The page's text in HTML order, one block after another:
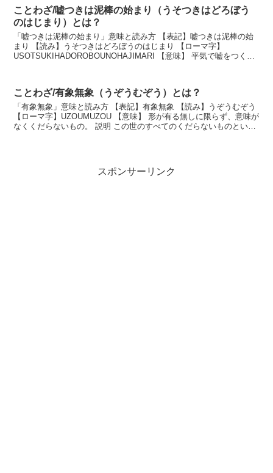
ことわざ/嘘つきは泥棒の始まり（うそつきはどろぼう
のはじまり）とは？
「嘘つきは泥棒の始まり」意味と読み方 【表記】嘘つきは泥棒の始
まり 【読み】うそつきはどろぼうのはじまり 【ローマ字】
USOTSUKIHADOROBOUNOHAJIMARI 【意味】 平気で嘘をつく人
ことわざ/有象無象（うぞうむぞう）とは？
「有象無象」意味と読み方 【表記】有象無象 【読み】うぞうむぞう
【ローマ字】UZOUMUZOU 【意味】 形が有る無しに限らず、意味が
なくくだらないもの。 説明 この世のすべてのくだらないものという
スポンサーリンク